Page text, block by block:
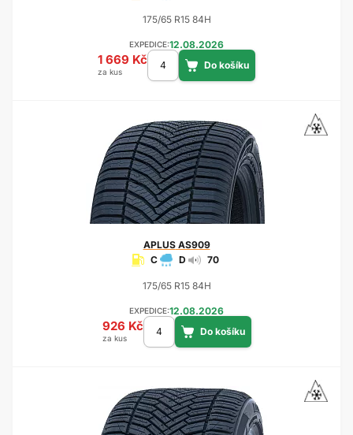
175/65 R15 84H
EXPEDICE:12.08.2026
1 669 Kč
za kus
APLUSAS909
C
D 70
175/65 R15 84H
EXPEDICE:12.08.2026
926 Kč
za kus